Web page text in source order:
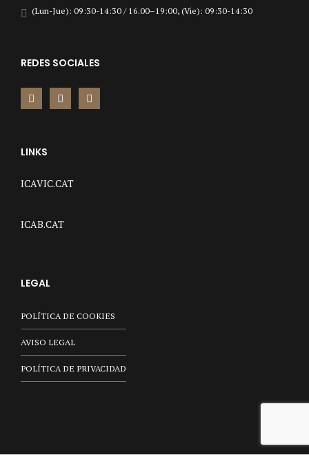
(Lun-Jue): 09:30-14:30 / 16.00–19:00, (Vie): 09:30-14:30
REDES SOCIALES
LINKS
ICAVIC.CAT
ICAB.CAT
LEGAL
POLÍTICA DE COOKIES
AVISO LEGAL
POLÍTICA DE PRIVACIDAD